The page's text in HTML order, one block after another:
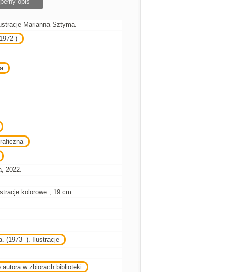
Marianna Sztyma.
)
2022.
kolorowe ; 19 cm.
(1973- ). Ilustracje
autora w zbiorach biblioteki